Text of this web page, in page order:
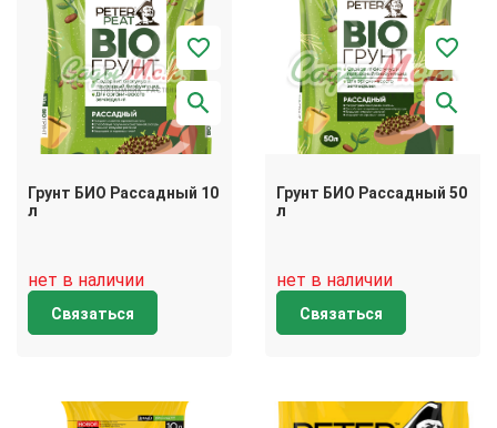
Грунт БИО Рассадный 10
л
нет в наличии
Связаться
Грунт БИО Рассадный 50
л
нет в наличии
Связаться